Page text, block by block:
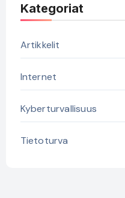
Kategoriat
Artikkelit
Internet
Kyberturvallisuus
Tietoturva